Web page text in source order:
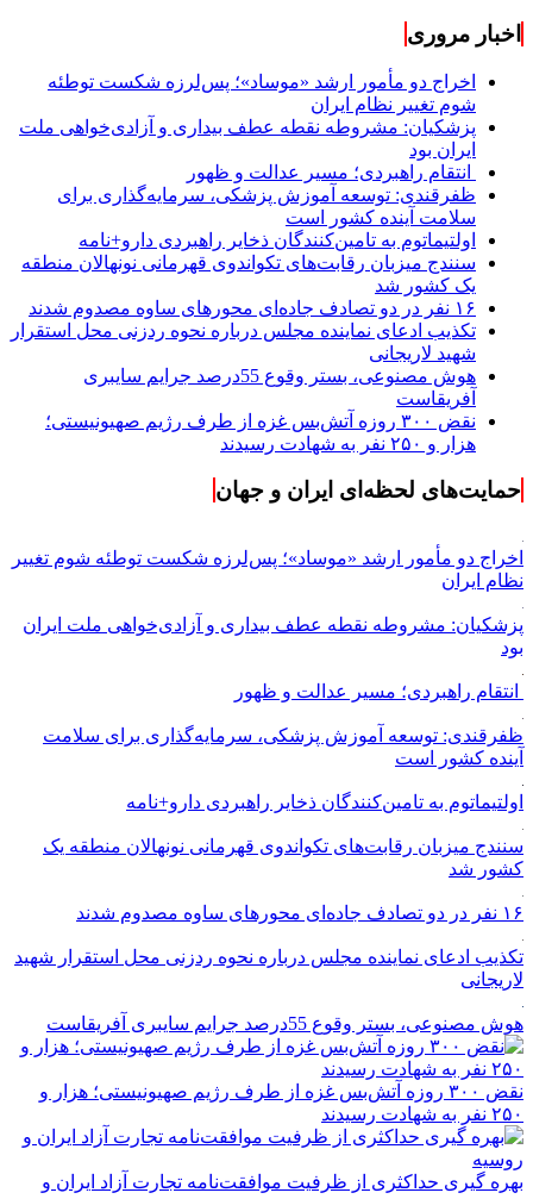
اخبار مروری
اخراج دو مأمور ارشد «موساد»؛ پس‌لرزه شکست توطئه
شوم تغییر نظام ایران
پزشکیان: مشروطه نقطه عطف بیداری و آزادی‌خواهی ملت
ایران بود
انتقام راهبردی؛ مسیر عدالت و ظهور
ظفرقندی: توسعه آموزش پزشکی، سرمایه‌گذاری برای
سلامت آینده کشور است
اولتیماتوم به تامین‌کنندگان ذخایر راهبردی دارو+نامه
سنندج میزبان رقابت‌های تکواندوی قهرمانی نونهالان منطقه
یک کشور شد
۱۶ نفر در دو تصادف جاده‌ای محورهای ساوه مصدوم شدند
تکذیب ادعای نماینده مجلس درباره نحوه ردزنی محل استقرار
شهید لاریجانی
هوش مصنوعی، بستر وقوع 55درصد جرایم سایبری
آفریقاست
نقض ۳۰۰ روزه آتش‌بس غزه از طرف رژیم صهیونیستی؛
هزار و ۲۵۰ نفر به شهادت رسیدند
حمایت‌های لحظه‌ای ایران و جهان
اخراج دو مأمور ارشد «موساد»؛ پس‌لرزه شکست توطئه شوم تغییر
نظام ایران
پزشکیان: مشروطه نقطه عطف بیداری و آزادی‌خواهی ملت ایران
بود
انتقام راهبردی؛ مسیر عدالت و ظهور
ظفرقندی: توسعه آموزش پزشکی، سرمایه‌گذاری برای سلامت
آینده کشور است
اولتیماتوم به تامین‌کنندگان ذخایر راهبردی دارو+نامه
سنندج میزبان رقابت‌های تکواندوی قهرمانی نونهالان منطقه یک
کشور شد
۱۶ نفر در دو تصادف جاده‌ای محورهای ساوه مصدوم شدند
تکذیب ادعای نماینده مجلس درباره نحوه ردزنی محل استقرار شهید
لاریجانی
هوش مصنوعی، بستر وقوع 55درصد جرایم سایبری آفریقاست
نقض ۳۰۰ روزه آتش‌بس غزه از طرف رژیم صهیونیستی؛ هزار و
۲۵۰ نفر به شهادت رسیدند
بهره گیری حداکثری از ظرفیت موافقت‌نامه تجارت آزاد ایران و